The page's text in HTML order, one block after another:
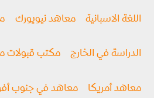
اللغة الاسبانية معاهد نيويورك
الدراسة في الخارج مكتب قبولات
معاهد أمريكا معاهد في جنوب